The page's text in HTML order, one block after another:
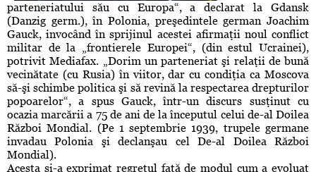
parteneriatului său cu Europa“, a declarat la Gdansk
(Danzig germ.), în Polonia, preşedintele german Joachim
Gauck, invocând în sprijinul acestei afirmaţii noul conflict
militar de la „frontierele Europei“, (din estul Ucrainei),
potrivit Mediafax. „Dorim un parteneriat şi relaţii de bună
vecinătate (cu Rusia) în viitor, dar cu condiţia ca Moscova
să-şi schimbe politica şi să revină la respectarea drepturilor
popoarelor“, a spus Gauck, într-un discurs susţinut cu
ocazia marcării a 75 de ani de la începutul celui de-al Doilea
Război Mondial. (Pe 1 septembrie 1939, trupele germane
invadau Polonia şi declanşau cel De-al Doilea Război
Mondial).
Acesta şi-a exprimat regretul faţă de modul cum a evoluat